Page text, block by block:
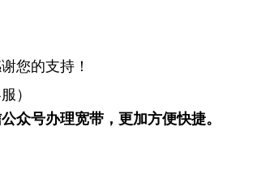
您的支持！
）
众号办理宽带，更加方便快捷。